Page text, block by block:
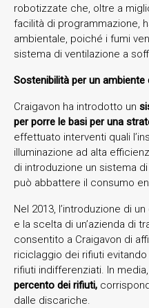
robotizzate che, oltre a
facilità di programmazione,
ambientale, poiché i fumi
sistema di ventilazione a
Sostenibilità per un ambiente
Craigavon ha introdotto un
per porre le basi per una
effettuato interventi quali
illuminazione ad alta
di introduzione un sistema
può abbattere il consumo
Nel 2013, l’introduzione di
e la scelta di un’azienda di
consentito a Craigavon di
riciclaggio dei rifiuti
rifiuti indifferenziati. In media,
percento dei rifiuti,
dalle discariche.